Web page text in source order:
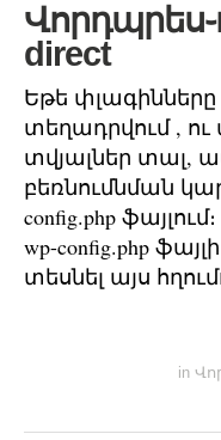
direct
Եթե փլագինները
տեղադրվում ,
տվյալներ տալ,
բեռնումնման
config.php
wp-config.php
տեսնել այս
in